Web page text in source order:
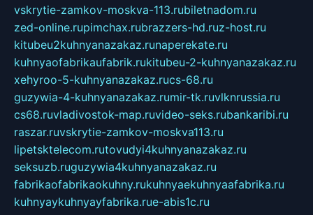
vskrytie-zamkov-moskva-113.rubiletnadom.ru
zed-online.rupimchax.rubrazzers-hd.ruz-host.ru
kitubeu2kuhnyanazakaz.runaperekate.ru
kuhnyaofabrikaufabrik.rukitubeu-2-kuhnyanazakaz.ru
xehyroo-5-kuhnyanazakaz.rucs-68.ru
guzywia-4-kuhnyanazakaz.rumir-tk.ruvlknrussia.ru
cs68.ruvladivostok-map.ruvideo-seks.rubankaribi.ru
raszar.ruvskrytie-zamkov-moskva113.ru
lipetsktelecom.rutovudyi4kuhnyanazakaz.ru
seksuzb.ruguzywia4kuhnyanazakaz.ru
fabrikaofabrikaokuhny.rukuhnyaekuhnyaafabrika.ru
kuhnyaykuhnyayfabrika.rue-abis1c.ru